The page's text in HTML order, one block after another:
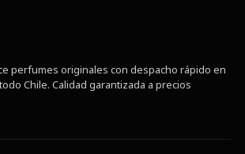
perfumes originales con despacho rápido en
Chile. Calidad garantizada a precios